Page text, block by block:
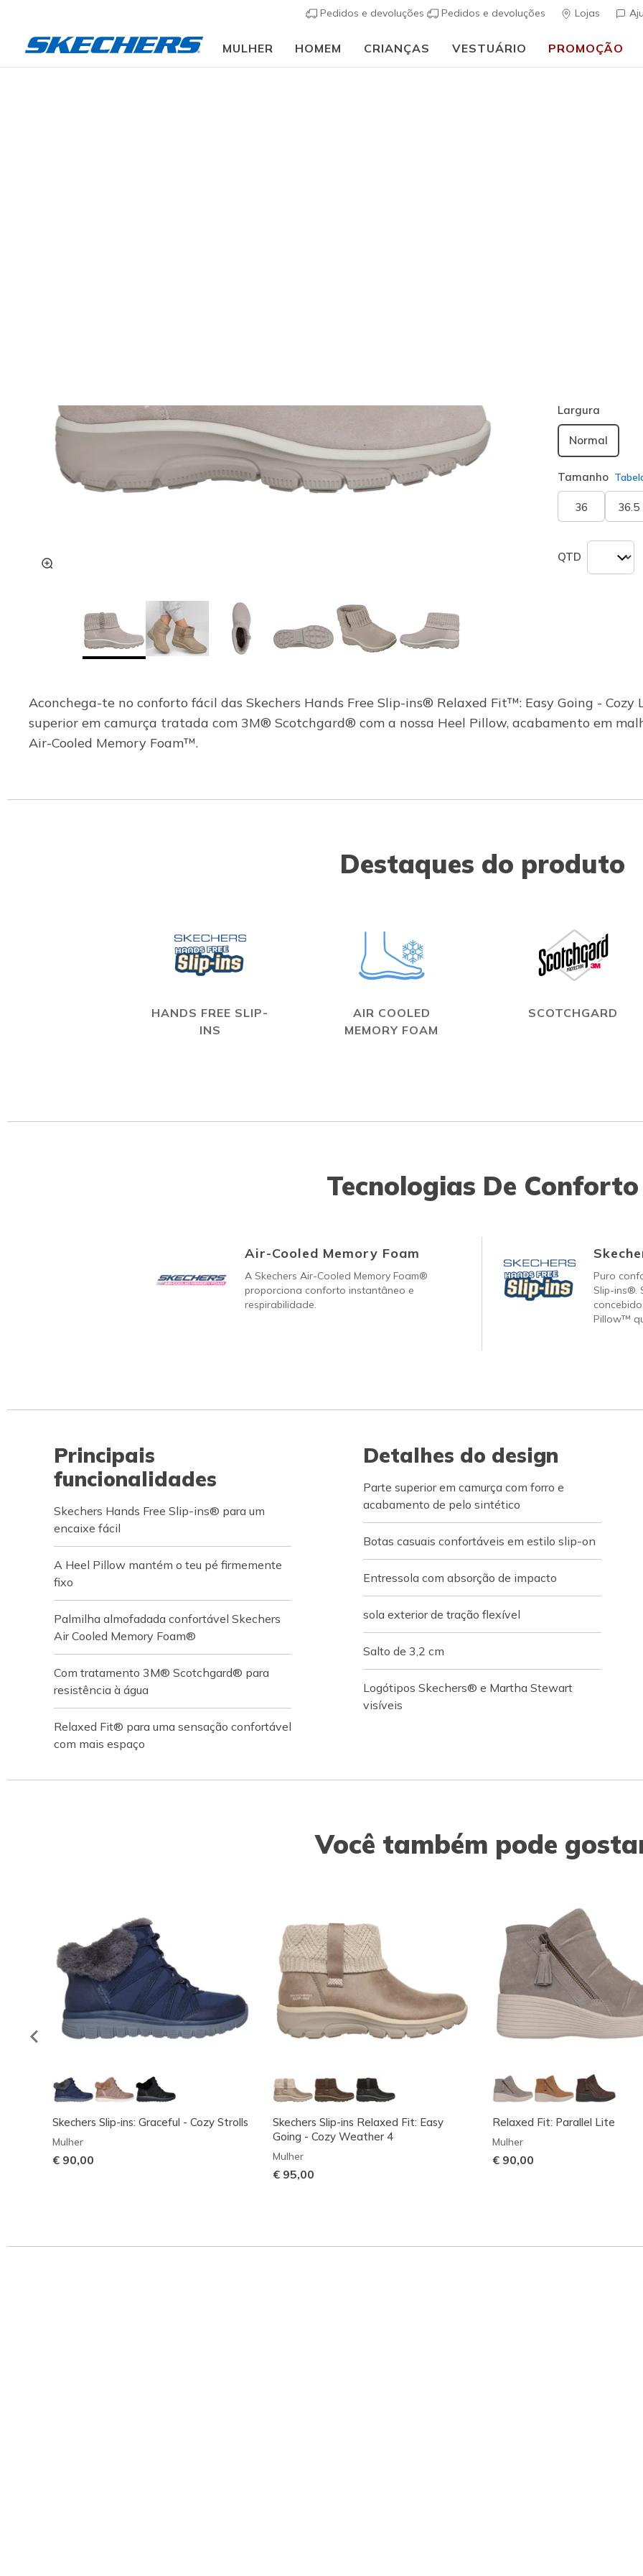
Pedidos e devoluções Pedidos e devoluções Lojas
MULHER HOMEM CRIANÇAS VESTUÁRIO PROMOÇÃO
Largura
Normal
Tamanho
36 36.5
QTD
Aconchega-te no conforto fácil das Skechers Hands Free Slip-ins® Relaxed Fit™: Easy Going - Cozy
superior em camurça tratada com 3M® Scotchgard® com a nossa Heel Pillow, acabamento em
Air-Cooled Memory Foam™.
Destaques do produto
HANDS FREE SLIP-
INS
AIR COOLED
MEMORY FOAM
SCOTCHGARD
Tecnologias De Conforto
Air-Cooled Memory Foam
A Skechers Air-Cooled Memory Foam®
proporciona conforto instantâneo e
respirabilidade.
Puro
Slip-ins®.
Pillow™
Principais
funcionalidades
Skechers Hands Free Slip-ins® para um
encaixe fácil
A Heel Pillow mantém o teu pé firmemente
fixo
Palmilha almofadada confortável Skechers
Air Cooled Memory Foam®
Com tratamento 3M® Scotchgard® para
resistência à água
Relaxed Fit® para uma sensação confortável
com mais espaço
Detalhes do design
Parte superior em camurça com forro e
acabamento de pelo sintético
Botas casuais confortáveis em estilo slip-on
Entressola com absorção de impacto
sola exterior de tração flexível
Salto de 3,2 cm
Logótipos Skechers® e Martha Stewart
visíveis
Você também pode
Skechers Slip-ins: Graceful - Cozy Strolls
Mulher
€ 90,00
Skechers Slip-ins Relaxed Fit: Easy
Going - Cozy Weather 4
Mulher
€ 95,00
Relaxed Fit: Parallel Lite
Mulher
€ 90,00